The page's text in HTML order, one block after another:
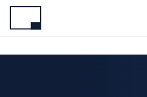
Pasar
contenido